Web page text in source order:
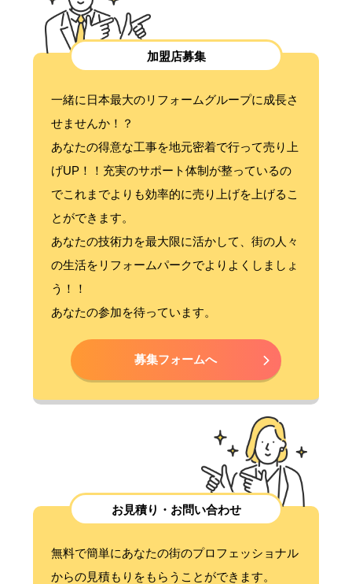
加盟店募集
一緒に日本最大のリフォームグループに成長さ
せませんか！？
あなたの得意な工事を地元密着で行って売り上
げUP！！充実のサポート体制が整っているの
でこれまでよりも効率的に売り上げを上げるこ
とができます。
あなたの技術力を最大限に活かして、街の人々
の生活をリフォームパークでよりよくしましょ
う！！
あなたの参加を待っています。
募集フォームへ
お見積り・お問い合わせ
無料で簡単にあなたの街のプロフェッショナル
からの見積もりをもらうことができます。